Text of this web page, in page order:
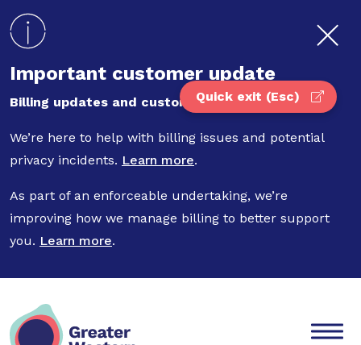
Important customer update
Billing updates and customer privacy
We’re here to help with billing issues and potential
privacy incidents. Learn more.
As part of an enforceable undertaking, we’re
improving how we manage billing to better support
you. Learn more.
Quick exit (Esc)